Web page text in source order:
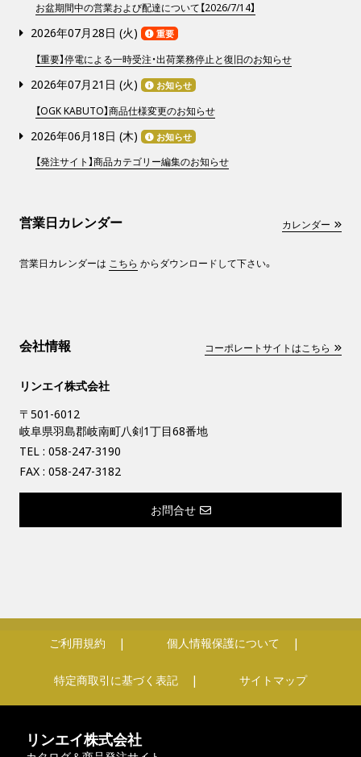
お盆期間中の営業および配達について【2026/7/14】
2026年07月28日 (火) 重要
【重要】停電による一時受注・出荷業務停止と復旧のお知らせ
2026年07月21日 (火) お知らせ
【OGK KABUTO】商品仕様変更のお知らせ
2026年06月18日 (木) お知らせ
【発注サイト】商品カテゴリー編集のお知らせ
営業日カレンダー カレンダー
営業日カレンダーは こちら からダウンロードして下さい。
会社情報 コーポレートサイトはこちら
リンエイ株式会社
〒501-6012
岐阜県羽島郡岐南町八剣1丁目68番地
TEL : 058-247-3190
FAX : 058-247-3182
お問合せ
ご利用規約 個人情報保護について
特定商取引に基づく表記 サイトマップ
リンエイ株式会社